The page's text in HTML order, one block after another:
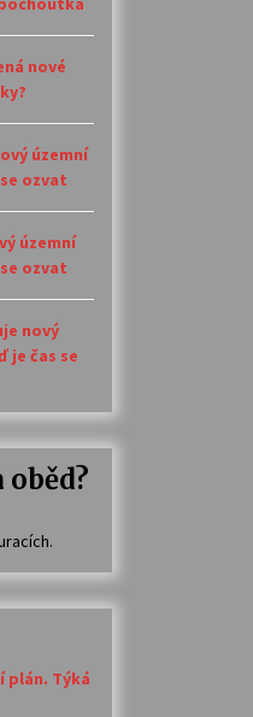
nové
územní
ozvat
územní
ozvat
nový
je čas se
plán. Týká